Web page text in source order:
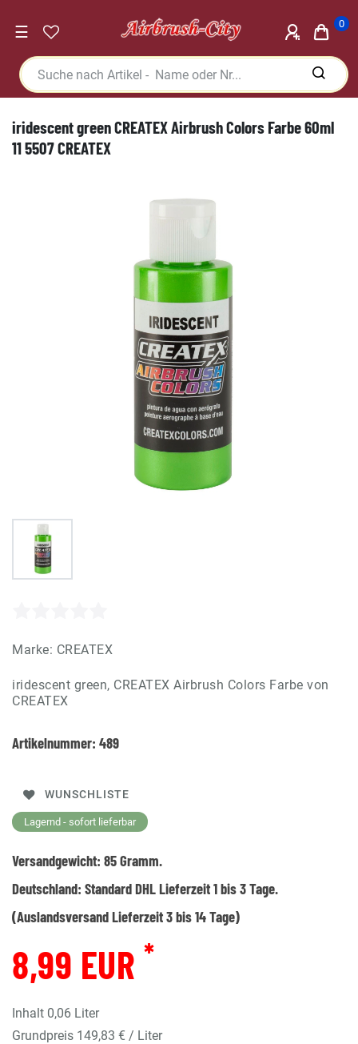
☰ 0
iridescent green CREATEX Airbrush Colors Farbe 60ml
11 5507 CREATEX
Marke: CREATEX
iridescent green, CREATEX Airbrush Colors Farbe von
CREATEX
Artikelnummer: 489
WUNSCHLISTE
Lagernd - sofort lieferbar
Versandgewicht: 85Gramm.
Deutschland: Standard DHL Lieferzeit 1 bis 3 Tage.
(Auslandsversand Lieferzeit 3 bis 14 Tage)
8,99 EUR *
Inhalt 0,06 Liter
Grundpreis 149,83 € / Liter